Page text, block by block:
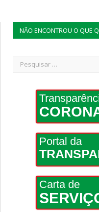
NÃO ENCONTROU O QUE
Portal da
Carta de